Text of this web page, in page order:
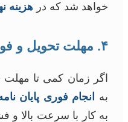
خواهد شد که در هزینه
۴. مهلت تحویل و فوریت پروژه
اگر زمان کمی تا مهلت
به
انجام فوری پایان
به کار با سرعت بالا و